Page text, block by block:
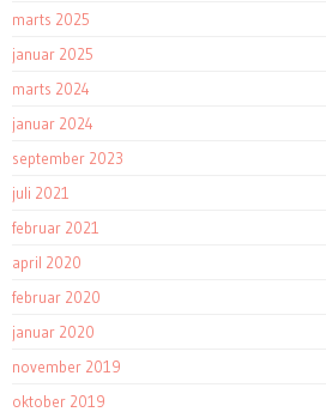
marts 2025
januar 2025
marts 2024
januar 2024
september 2023
juli 2021
februar 2021
april 2020
februar 2020
januar 2020
november 2019
oktober 2019